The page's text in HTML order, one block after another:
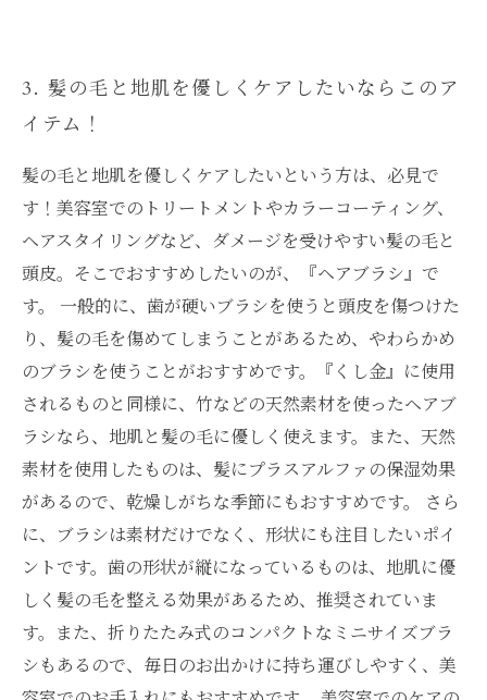
3. 髪の毛と地肌を優しくケアしたいならこのア
イテム！
髪の毛と地肌を優しくケアしたいという方は、必見で
す！美容室でのトリートメントやカラーコーティング、
ヘアスタイリングなど、ダメージを受けやすい髪の毛と
頭皮。そこでおすすめしたいのが、『ヘアブラシ』で
す。 一般的に、歯が硬いブラシを使うと頭皮を傷つけた
り、髪の毛を傷めてしまうことがあるため、やわらかめ
のブラシを使うことがおすすめです。『くし金』に使用
されるものと同様に、竹などの天然素材を使ったヘアブ
ラシなら、地肌と髪の毛に優しく使えます。また、天然
素材を使用したものは、髪にプラスアルファの保湿効果
があるので、乾燥しがちな季節にもおすすめです。 さら
に、ブラシは素材だけでなく、形状にも注目したいポイ
ントです。歯の形状が縦になっているものは、地肌に優
しく髪の毛を整える効果があるため、推奨されていま
す。また、折りたたみ式のコンパクトなミニサイズブラ
シもあるので、毎日のお出かけに持ち運びしやすく、美